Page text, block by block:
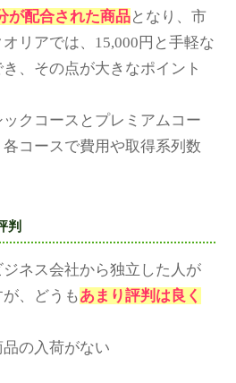
が配合された商品となり、市
リアでは、15,000円と手軽な
、その点が大きなポイント
クコースとプレミアムコー
コースで費用や取得系列数
判
ネス会社から独立した人が
、どうもあまり評判は良く
品の入荷がない